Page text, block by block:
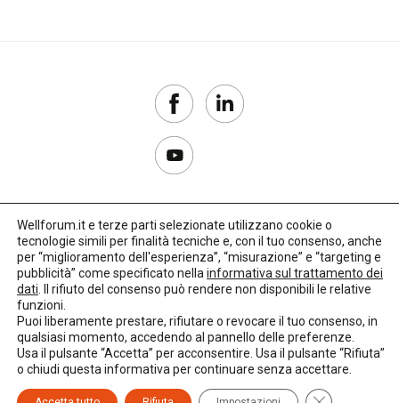
Copyright 2017–2026
Privacy Policy
Credits: LO Studio
Wellforum.it e terze parti selezionate utilizzano cookie o
tecnologie simili per finalità tecniche e, con il tuo consenso, anche
per “miglioramento dell'esperienza”, “misurazione” e “targeting e
pubblicità” come specificato nella informativa sul trattamento dei
dati . Il rifiuto del consenso può rendere non disponibili le relative
funzioni.
Puoi liberamente prestare, rifiutare o revocare il tuo consenso, in
qualsiasi momento, accedendo al pannello delle preferenze.
Usa il pulsante “Accetta” per acconsentire. Usa il pulsante “Rifiuta”
o chiudi questa informativa per continuare senza accettare.
Close GDPR